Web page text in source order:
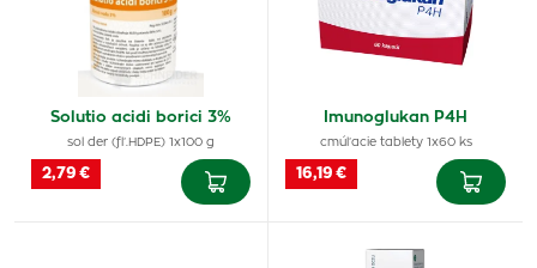
Solutio acidi borici 3%
sol der (fľ.HDPE) 1x100 g
2,79 €
Imunoglukan P4H
cmúľacie tablety 1x60 ks
16,19 €